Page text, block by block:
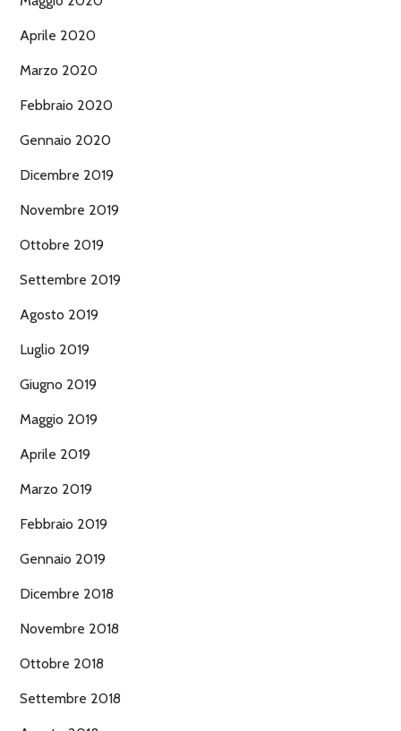
Aprile 2020
Marzo 2020
Febbraio 2020
Gennaio 2020
Dicembre 2019
Novembre 2019
Ottobre 2019
Settembre 2019
Agosto 2019
Luglio 2019
Giugno 2019
Maggio 2019
Aprile 2019
Marzo 2019
Febbraio 2019
Gennaio 2019
Dicembre 2018
Novembre 2018
Ottobre 2018
Settembre 2018